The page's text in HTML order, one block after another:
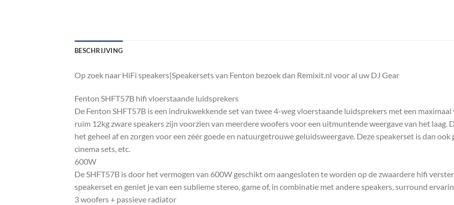
BESCHRIJVING
Op zoek naar HiFi speakers|Speakersets van Fenton bezoek dan Remixit.nl voor al uw DJ Gear
Fenton SHFT57B hifi vloerstaande luidsprekers
De Fenton SHFT57B is een indrukwekkende set van twee 4-weg vloerstaande luidsprekers met een
ruim 12kg zware speakers zijn voorzien van meerdere woofers voor een uitmuntende weergave van het
het geheel af en zorgen voor een zéér goede en natuurgetrouwe geluidsweergave. Deze speakerset is dan
cinema sets, etc.
600W
De SHFT57B is door het vermogen van 600W geschikt om aangesloten te worden op de zwaardere hifi
speakerset en geniet je van een sublieme stereo, game of, in combinatie met andere speakers, surround
3 woofers + passieve radiator